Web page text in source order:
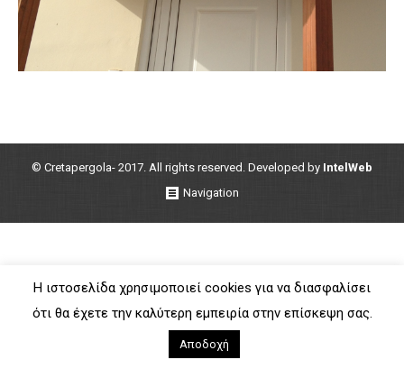
© Cretapergola- 2017. All rights reserved. Developed by IntelWeb
Navigation
Η ιστοσελίδα χρησιμοποιεί cookies για να διασφαλίσει
ότι θα έχετε την καλύτερη εμπειρία στην επίσκεψη σας.
Αποδοχή